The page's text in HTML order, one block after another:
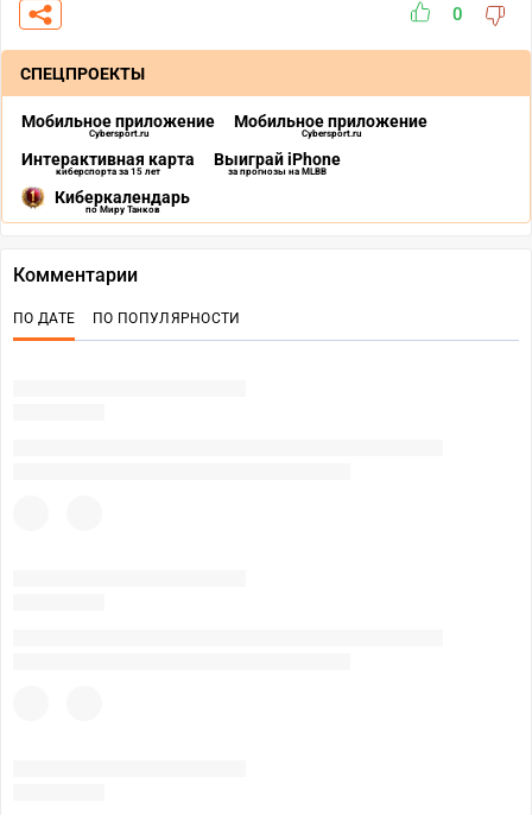
0
СПЕЦПРОЕКТЫ
Мобильное приложение
Cybersport.ru
Мобильное приложение
Cybersport.ru
Интерактивная карта
киберспорта за 15 лет
Выиграй iPhone
за прогнозы на MLBB
Киберкалендарь
по Миру Танков
Комментарии
ПО ДАТЕ ПО ПОПУЛЯРНОСТИ